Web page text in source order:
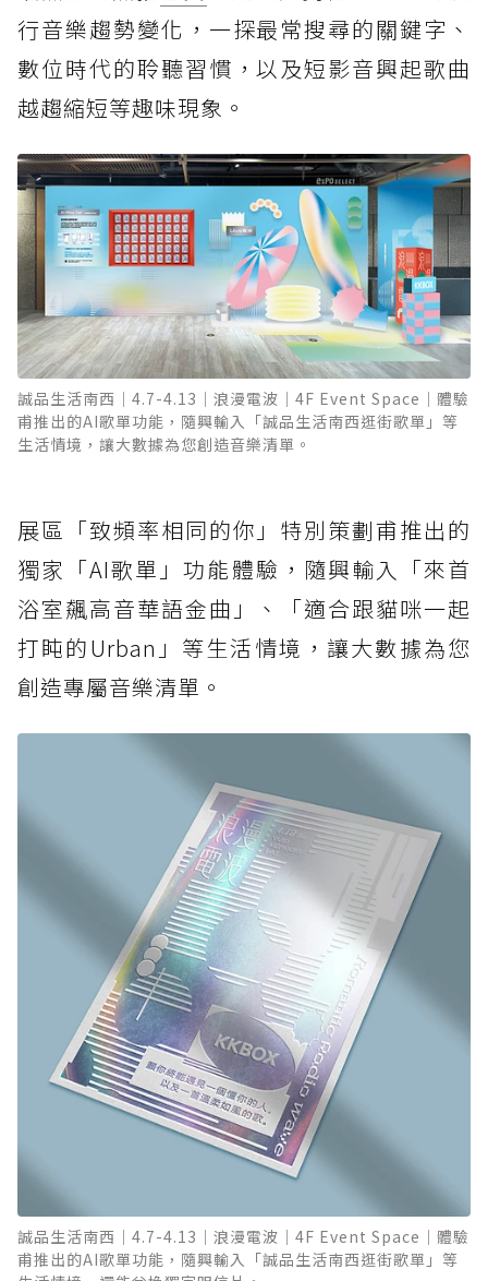
行音樂趨勢變化，一探最常搜尋的關鍵字、
數位時代的聆聽習慣，以及短影音興起歌曲
越趨縮短等趣味現象。
誠品生活南西｜4.7-4.13｜浪漫電波｜4F Event Space｜體驗
甫推出的AI歌單功能，隨興輸入「誠品生活南西逛街歌單」等
生活情境，讓大數據為您創造音樂清單。
展區「致頻率相同的你」特別策劃甫推出的
獨家「AI歌單」功能體驗，隨興輸入「來首
浴室飆高音華語金曲」、「適合跟貓咪一起
打盹的Urban」等生活情境，讓大數據為您
創造專屬音樂清單。
誠品生活南西｜4.7-4.13｜浪漫電波｜4F Event Space｜體驗
甫推出的AI歌單功能，隨興輸入「誠品生活南西逛街歌單」等